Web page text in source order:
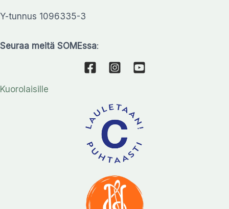
Y-tunnus 1096335-3
Seuraa meitä SOMEssa:
Kuorolaisille